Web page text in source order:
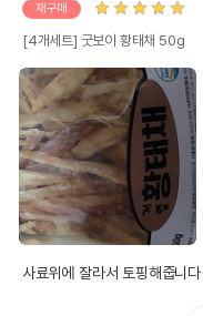
재구매
[4개세트] 굿보이 황태채 50g
사료위에 잘라서 토핑해줍니다